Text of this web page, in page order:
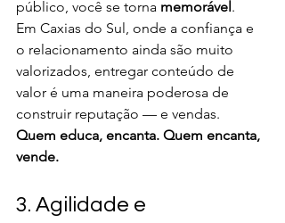
público, você se torna memorável.
Em Caxias do Sul, onde a confiança e
o relacionamento ainda são muito
valorizados, entregar conteúdo de
valor é uma maneira poderosa de
construir reputação — e vendas.
Quem educa, encanta. Quem encanta,
vende.
3. Agilidade e